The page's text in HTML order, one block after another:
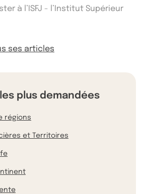
à l’ISFJ - l’Institut Supérieur
ses articles
les plus demandées
régions
et Territoires